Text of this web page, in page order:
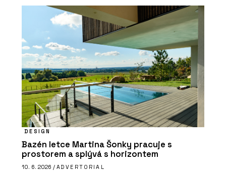
DESIGN
Bazén letce Martina Šonky pracuje s
prostorem a splývá s horizontem
10. 6. 2026 / ADVERTORIAL